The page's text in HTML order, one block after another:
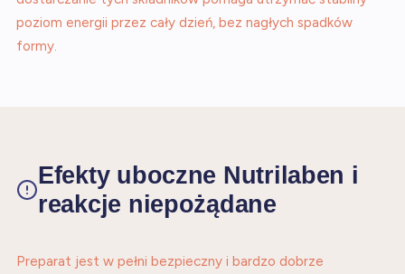
poziom energii przez cały dzień, bez nagłych spadków
formy.
Efekty uboczne Nutrilaben i
reakcje niepożądane
Preparat jest w pełni bezpieczny i bardzo dobrze